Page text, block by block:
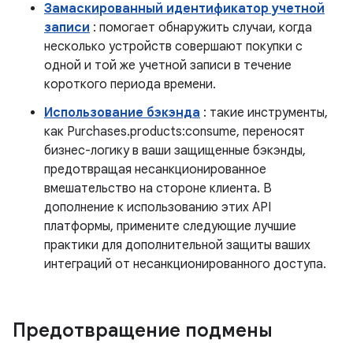
Замаскированный идентификатор учетной
записи : помогает обнаружить случаи, когда
несколько устройств совершают покупки с
одной и той же учетной записи в течение
короткого периода времени.
Использование бэкэнда : такие инструменты,
как Purchases.products:consume, переносят
бизнес-логику в ваши защищенные бэкэнды,
предотвращая несанкционированное
вмешательство на стороне клиента. В
дополнение к использованию этих API
платформы, примените следующие лучшие
практики для дополнительной защиты ваших
интеграций от несанкционированного доступа.
Предотвращение подмены